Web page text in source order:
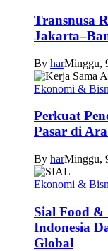
Transnusa
By harMinggu,
Ekonomi &
Perkuat
Pasar di
By harMinggu,
Ekonomi &
Sial Food &
Indonesia
Global